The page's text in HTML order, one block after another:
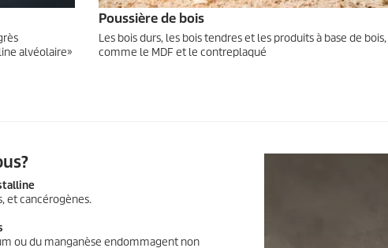
alvéolaire»
Poussière de bois
Les bois durs, les bois tendres et les produits à base de bois,
comme le MDF et le contreplaqué
et cancérogènes.
ou du manganèse endommagent non